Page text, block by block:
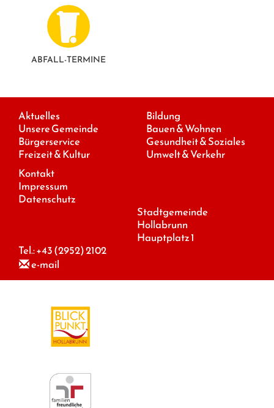
ABFALL-TERMINE
Aktuelles
Unsere Gemeinde
Bürgerservice
Freizeit & Kultur
Bildung
Bauen & Wohnen
Gesundheit & Soziales
Umwelt & Verkehr
Kontakt
Impressum
Datenschutz
Stadtgemeinde
Hollabrunn
Hauptplatz 1
Tel.:+43 (2952) 2102
e-mail